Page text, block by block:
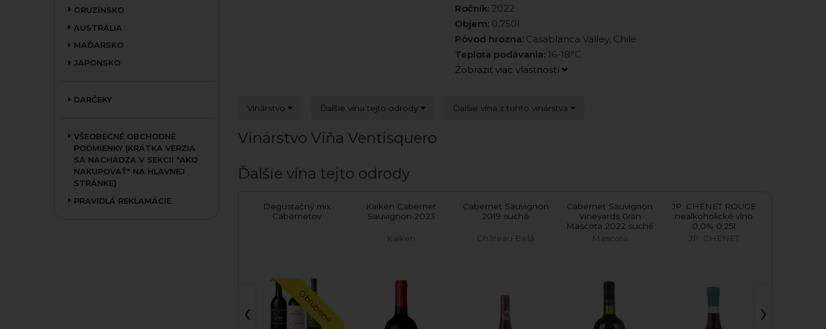
GRUZÍNSKO
AUSTRÁLIA
MAĎARSKO
JAPONSKO
DARČEKY
VŠEOBECNÉ OBCHODNÉ
PODMIENKY (KRÁTKA VERZIA
SA NACHÁDZA V SEKCII "AKO
NAKUPOVAŤ" NA HLAVNEJ
STRÁNKE)
PRAVIDLÁ REKLAMÁCIE
Ročník:2022
Objem:0,750l
Pôvod hrozna:Casablanca Valley, Chile
Teplota podávania:16-18°C
Zobraziť viac vlastností
Vinárstvo Ďalšie vína tejto odrody Ďalšie vína z tohto vinárstva
Vinárstvo Viňa Ventisquero
Ďalšie vína tejto odrody
Cabernet Sauvignon
Degustačný mix
Cabernetov
Obľúbené
Kaiken Cabernet
Sauvignon 2023
Kaiken
Cabernet Sauvignon
2019 suché
Château Belá
Cabernet Sauvignon
Vineyards Gran
Mascota 2022 suché
Mascota
JP. CHENET ROUGE
nealkoholické víno
0,0% 0,25l
JP. CHENET
‹ ›